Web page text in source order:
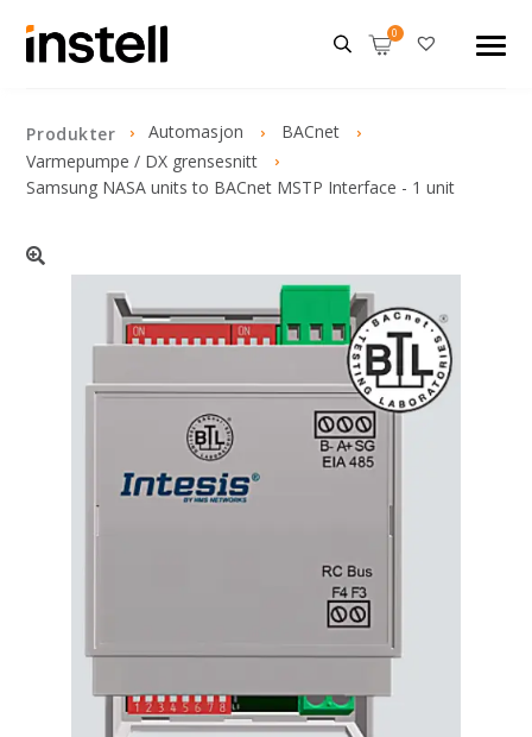
Produkter Automasjon
BACnet
Varmepumpe / DX grensesnitt
Samsung NASA units to BACnet MSTP Interface - 1 unit